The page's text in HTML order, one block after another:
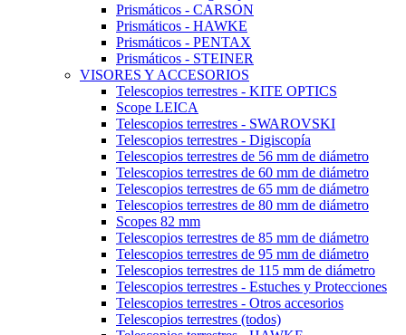
Prismáticos - CARSON
Prismáticos - HAWKE
Prismáticos - PENTAX
Prismáticos - STEINER
VISORES Y ACCESORIOS
Telescopios terrestres - KITE OPTICS
Scope LEICA
Telescopios terrestres - SWAROVSKI
Telescopios terrestres - Digiscopía
Telescopios terrestres de 56 mm de diámetro
Telescopios terrestres de 60 mm de diámetro
Telescopios terrestres de 65 mm de diámetro
Telescopios terrestres de 80 mm de diámetro
Scopes 82 mm
Telescopios terrestres de 85 mm de diámetro
Telescopios terrestres de 95 mm de diámetro
Telescopios terrestres de 115 mm de diámetro
Telescopios terrestres - Estuches y Protecciones
Telescopios terrestres - Otros accesorios
Telescopios terrestres (todos)